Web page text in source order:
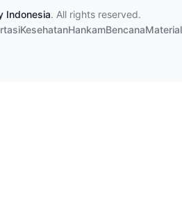
Indonesia. All rights reserved.
KesehatanHankamBencanaMaterial